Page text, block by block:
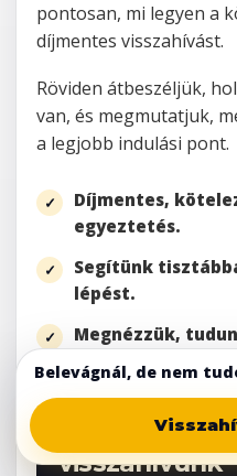
pontosan, mi legyen a
díjmentes visszahívást.
Röviden átbeszéljük,
van, és megmutatjuk,
a legjobb indulási pont.
Díjmentes,
egyeztetés.
Segítünk
lépést.
Megnézzük,
segíteni.
Töltsd ki az
visszahívunk
Belevágnál, de nem